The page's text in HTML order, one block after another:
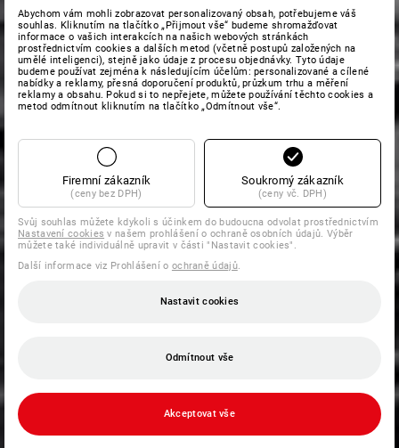
Abychom vám mohli zobrazovat personalizovaný obsah, potřebujeme váš
souhlas. Kliknutím na tlačítko „Přijmout vše“ budeme shromažďovat
informace o vašich interakcích na našich webových stránkách
prostřednictvím cookies a dalších metod (včetně postupů založených na
umělé inteligenci), stejně jako údaje z procesu objednávky. Tyto údaje
budeme používat zejména k následujícím účelům: personalizované a cílené
nabídky a reklamy, přesná doporučení produktů, průzkum trhu a měření
reklamy a obsahu. Pokud si to nepřejete, můžete používání těchto cookies a
metod odmítnout kliknutím na tlačítko „Odmítnout vše“.
Firemní zákazník
(ceny bez DPH)
Soukromý zákazník
(ceny vč. DPH)
Svůj souhlas můžete kdykoli s účinkem do budoucna odvolat prostřednictvím
Nastavení cookies v našem prohlášení o ochraně osobních údajů. Výběr
můžete také individuálně upravit v části "Nastavit cookies".
Další informace viz Prohlášení o ochraně údajů.
Nastavit cookies
Odmítnout vše
Akceptovat vše